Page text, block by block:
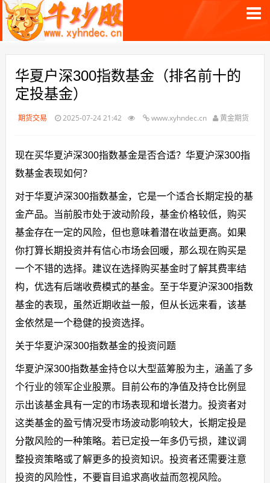
华夏户深300指数基金（排名前十的
定投基金）
期货交易 2025-07-24 21:42 www.xyhndec.cn 黄金期货
现在买华夏泸深300指数基金是否合适？华夏沪深300指
数基金表现如何？
对于华夏泸深300指数基金，它是一个适合长期定投的基
金产品。当前股市处于波动阶段，基金价格较低，购买
基金存在一定的风险，但也意味着潜在收益更高。如果
你打算长期投资并有信心市场会回暖，那么现在购买是
一个不错的选择。建议在选择购买基金时了解其费率结
构，优选有后端收费模式的基金。至于华夏沪深300指数
基金的表现，虽然近期收益一般，但从长远来看，该基
金依然是一个稳健的投资选择。
关于华夏沪深300指数基金的投资问题
华夏沪深300指数基金持仓以大型蓝筹股为主，涵盖了多
个行业的领军企业股票。目前公布的净值及持仓比例显
示出该基金具有一定的市场表现和增长潜力。投资者对
这类基金的盈亏情况受市场波动影响较大，长期定投是
分散风险的一种策略。若已定投一年多仍亏损，建议调
整投资策略或了解更多的投资知识。投资者还需要注意
投资的风险性，不要盲目追求高收益而忽视风险。